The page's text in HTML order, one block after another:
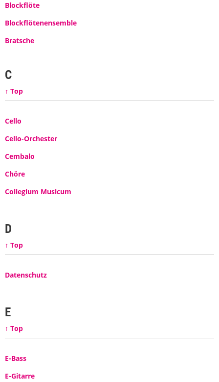
Blockflöte
Blockflötenensemble
Bratsche
C
↑ Top
Cello
Cello-Orchester
Cembalo
Chöre
Collegium Musicum
D
↑ Top
Datenschutz
E
↑ Top
E-Bass
E-Gitarre